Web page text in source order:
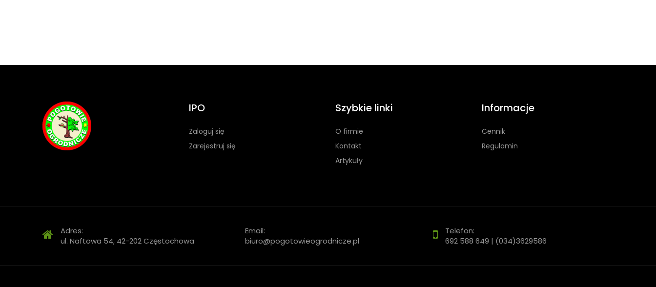
IPO
Zaloguj się
Zarejestruj się
Szybkie linki
O firmie
Kontakt
Artykuły
Informacje
Cennik
Regulamin
Adres:
ul. Naftowa 54, 42-202 Częstochowa
Email:
biuro@pogotowieogrodnicze.pl
Telefon:
692 588 649 | (034)3629586